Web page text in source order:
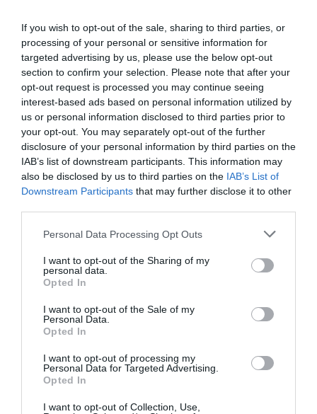
If you wish to opt-out of the sale, sharing to third parties, or
processing of your personal or sensitive information for
targeted advertising by us, please use the below opt-out
section to confirm your selection. Please note that after your
opt-out request is processed you may continue seeing
interest-based ads based on personal information utilized by
us or personal information disclosed to third parties prior to
your opt-out. You may separately opt-out of the further
disclosure of your personal information by third parties on the
IAB’s list of downstream participants. This information may
also be disclosed by us to third parties on the IAB’s List of
Downstream Participants that may further disclose it to other
Please note that this website/app uses one or more Google
not limited to your visit or usage behaviour. You may click to
grant or deny consent to Google and its third-party tags to
use your data for below specified purposes in below Google
consent section.
Personal Data Processing Opt Outs
I want to opt-out of the Sharing of my
personal data.
Opted In
I want to opt-out of the Sale of my
Personal Data.
Opted In
I want to opt-out of processing my
Personal Data for Targeted Advertising.
Opted In
I want to opt-out of Collection, Use,
búvár. A képződmény hatalmas, lapos teraszokból és
oszlopokból áll, amelyek bár ember alkotta
emlékeztetnek, valós eredetük mind a mai napig
maradt.
Néhány geológus azt állítja, hogy az emlékmű egy
természetes képződmény, amely tektonikus
tevékenység és több ezer éves erózió eredménye.
Mások úgy vélik, hogy egy ősi civilizáció
lehet szó, amelyet az utolsó jégkorszak körüli
tengerszint-emelkedés miatt nyelt el a víz több mint
ezer évvel ezelőtt.
Megmagyarázhatatlan hangok